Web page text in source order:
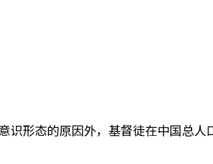
识形态的原因外，基督徒在中国总人